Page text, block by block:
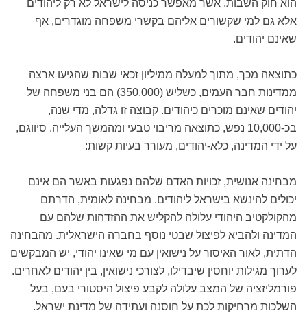
הוא חוק השבות, אשר מאפשר כניסה לישראל לא רק ליהודים
אלא גם למי שקשורים אליהם בקשרי משפחה מוגדרים, אף
שאינם יהודים.
כתוצאה מכך, מתוך למעלה ממיליון זכאי שבות שהגיעו ארצה
ממדינות חבר העמים, כשליש (350,000) הם בני משפחה של
יהודים שאינם מוכרים כיהודים. קבוצה זו גדלה, מדי שנה,
בכ-10,000 נפש, כתוצאה מריבוי טבעי ומהמשך העלייה. סיווגם,
על ידי המדינה, כלא-יהודים, מעורר בעיות קשות:
מבחינה אנושית, זכויות האדם שלהם נפגעות באשר הם אינם
יכולים להינשא בישראל ליהודים. מבחינה לאומית, הדרתם
מהקולקטיב היהודי עלולה להקליש את ההזדהות שלהם עם
המדינה ולהביא לפיצול שבטי נוסף בחברה הישראלית. מהבחינה
הדתית, לאור האיסור על נישואין עם מי שאינו יהודי, יש המבקשים
לערוך מגילות יוחסין שיבדילו, לצורכי נישואין, בין יהודים לאחרים.
פורמליזציה של המצב עלולה לקבע פיצול היסטורי בעם, בעל
השלכות מרחיקות לכת על חוסנה ועתידה של מדינת ישראל.